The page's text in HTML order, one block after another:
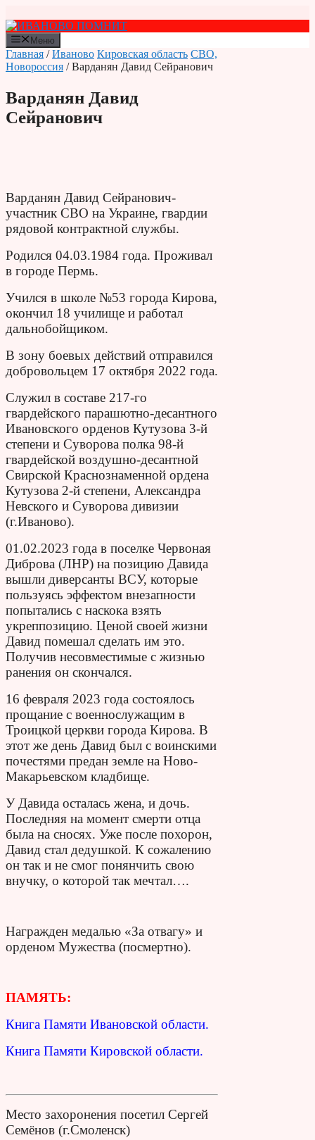
к
содержимому
Меню
Главная /Иваново Кировская область СВО,
Новороссия / Варданян Давид Сейранович
Варданян Давид
Сейранович
Варданян Давид Сейранович-
участник СВО на Украине, гвардии
рядовой контрактной службы.
Родился 04.03.1984 года. Проживал
в городе Пермь.
Учился в школе №53 города Кирова,
окончил 18 училище и работал
дальнобойщиком.
В зону боевых действий отправился
добровольцем 17 октября 2022 года.
Служил в составе 217-го
гвардейского парашютно-десантного
Ивановского орденов Кутузова 3-й
степени и Суворова полка 98-й
гвардейской воздушно-десантной
Свирской Краснознаменной ордена
Кутузова 2-й степени, Александра
Невского и Суворова дивизии
(г.Иваново).
01.02.2023 года в поселке Червоная
Диброва (ЛНР) на позицию Давида
вышли диверсанты ВСУ, которые
пользуясь эффектом внезапности
попытались с наскока взять
укреппозицию. Ценой своей жизни
Давид помешал сделать им это.
Получив несовместимые с жизнью
ранения он скончался.
16 февраля 2023 года состоялось
прощание с военнослужащим в
Троицкой церкви города Кирова. В
этот же день Давид был с воинскими
почестями предан земле на Ново-
Макарьевском кладбище.
У Давида осталась жена, и дочь.
Последняя на момент смерти отца
была на сносях. Уже после похорон,
Давид стал дедушкой. К сожалению
он так и не смог понянчить свою
внучку, о которой так мечтал….
Награжден медалью «За отвагу» и
орденом Мужества (посмертно).
ПАМЯТЬ:
Книга Памяти Ивановской области.
Книга Памяти Кировской области.
Место захоронения посетил Сергей
Семёнов (г.Смоленск)